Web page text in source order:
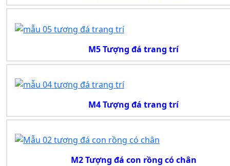
M5 Tượng đá trang trí
M4 Tượng đá trang trí
M2 Tượng đá con rồng có chân